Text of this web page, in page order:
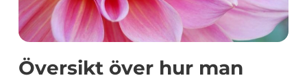
Översikt över hur man